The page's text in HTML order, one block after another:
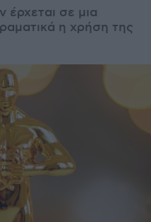
σε μια
η χρήση της